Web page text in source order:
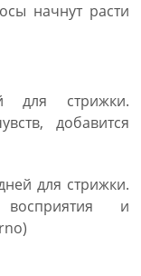
начнут расти
для стрижки.
добавится
для стрижки.
и